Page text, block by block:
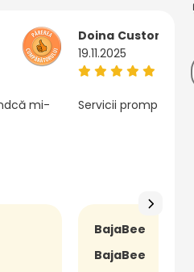
mi-
Doina Customer
19.11.2025
Servicii prompte,
BajaBee
BajaBee